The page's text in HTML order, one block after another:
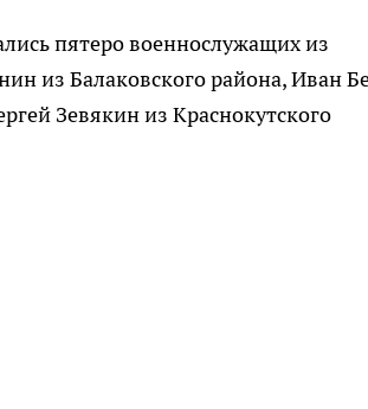
пятеро военнослужащих из
из Балаковского района, Иван
Зевякин из Краснокутского